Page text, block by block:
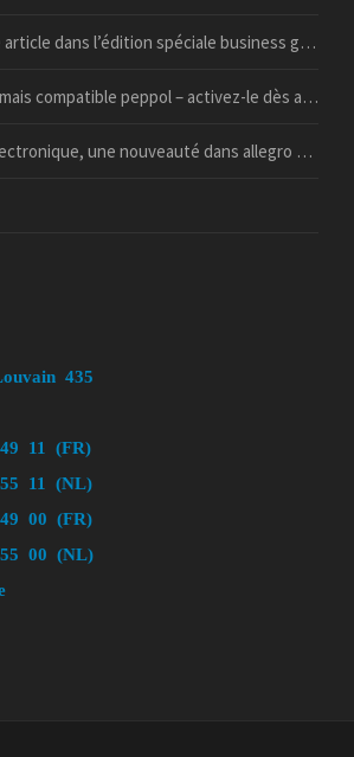
dans l’édition spéciale business guide du vif !
compatible peppol – activez-le dès aujourd’hui
une nouveauté dans allegro popsy ?
435
11 (FR)
11 (NL)
00 (FR)
00 (NL)